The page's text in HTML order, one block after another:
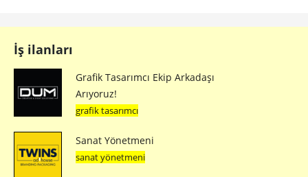
İş ilanları
Grafik Tasarımcı Ekip Arkadaşı
Arıyoruz!
grafik tasarımcı
Sanat Yönetmeni
sanat yönetmeni